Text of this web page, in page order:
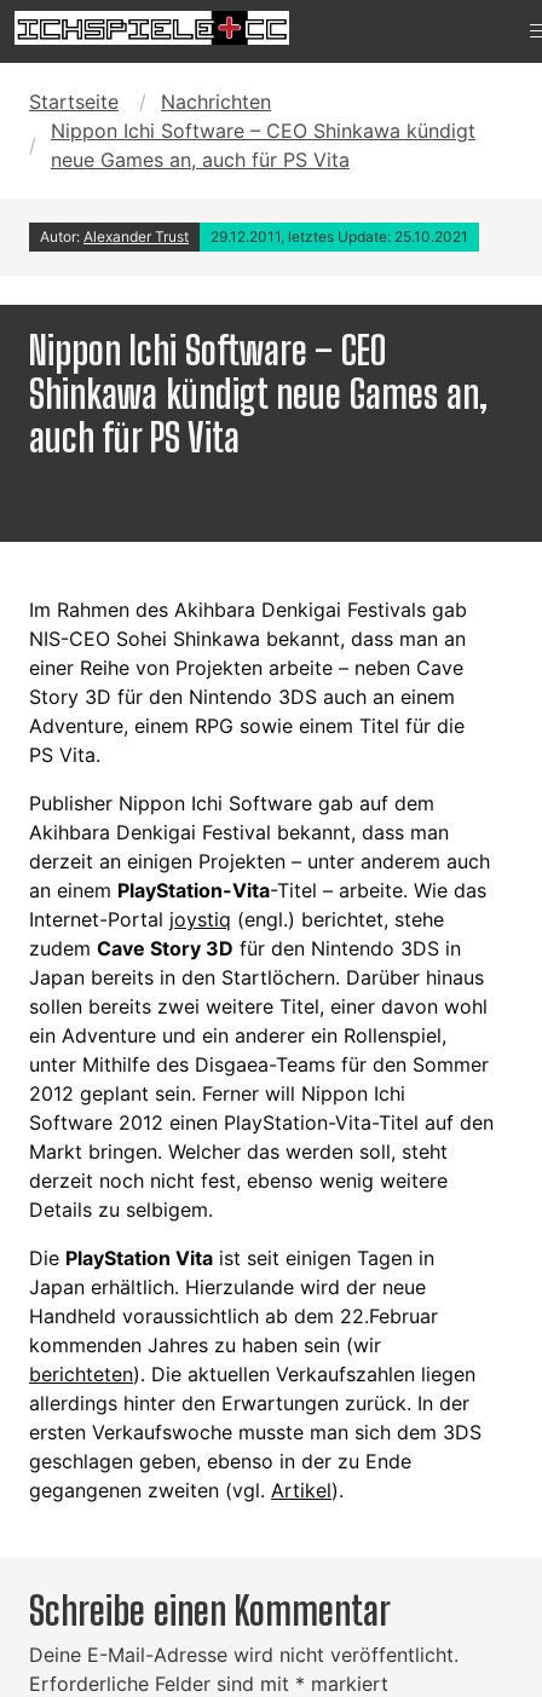
Startseite
Nachrichten
Nippon Ichi Software – CEO Shinkawa kündigt
neue Games an, auch für PS Vita
Autor: Alexander Trust 29.12.2011, letztes Update: 25.10.2021
Nippon Ichi Software – CEO
Shinkawa kündigt neue Games an,
auch für PS Vita
Im Rahmen des Akihbara Denkigai Festivals gab
NIS-CEO Sohei Shinkawa bekannt, dass man an
einer Reihe von Projekten arbeite – neben Cave
Story 3D für den Nintendo 3DS auch an einem
Adventure, einem RPG sowie einem Titel für die
PS Vita.
Publisher Nippon Ichi Software gab auf dem
Akihbara Denkigai Festival bekannt, dass man
derzeit an einigen Projekten – unter anderem auch
an einem PlayStation-Vita-Titel – arbeite. Wie das
Internet-Portal joystiq (engl.) berichtet, stehe
zudem Cave Story 3D für den Nintendo 3DS in
Japan bereits in den Startlöchern. Darüber hinaus
sollen bereits zwei weitere Titel, einer davon wohl
ein Adventure und ein anderer ein Rollenspiel,
unter Mithilfe des Disgaea-Teams für den Sommer
2012 geplant sein. Ferner will Nippon Ichi
Software 2012 einen PlayStation-Vita-Titel auf den
Markt bringen. Welcher das werden soll, steht
derzeit noch nicht fest, ebenso wenig weitere
Details zu selbigem.
Die PlayStation Vita ist seit einigen Tagen in
Japan erhältlich. Hierzulande wird der neue
Handheld voraussichtlich ab dem 22.Februar
kommenden Jahres zu haben sein (wir
berichteten). Die aktuellen Verkaufszahlen liegen
allerdings hinter den Erwartungen zurück. In der
ersten Verkaufswoche musste man sich dem 3DS
geschlagen geben, ebenso in der zu Ende
gegangenen zweiten (vgl. Artikel).
Schreibe einen Kommentar
Deine E-Mail-Adresse wird nicht veröffentlicht.
Erforderliche Felder sind mit * markiert